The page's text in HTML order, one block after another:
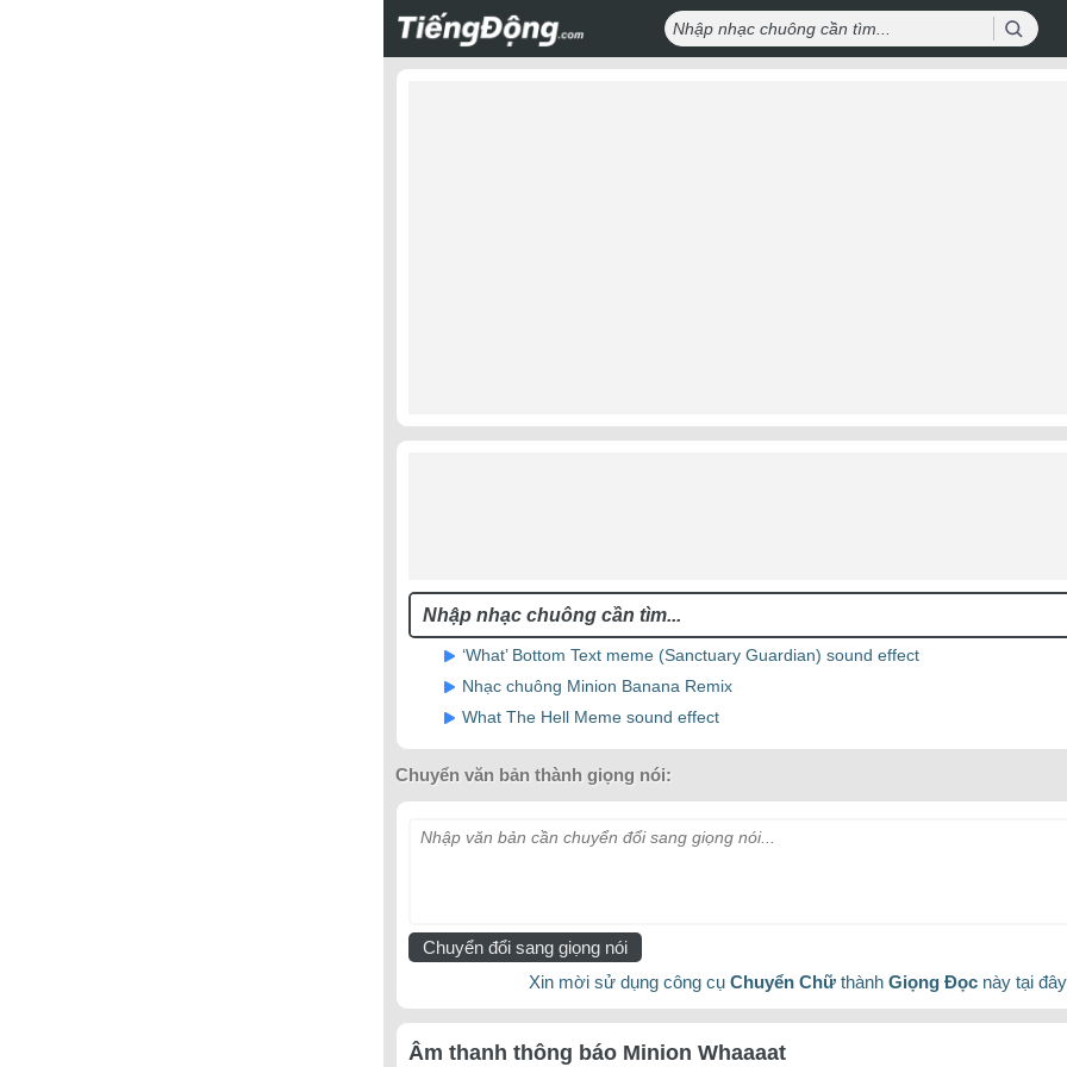
‘What’ Bottom Text meme (Sanctuary Guardian) sound effect
Nhạc chuông Minion Banana Remix
What The Hell Meme sound effect
Chuyển văn bản thành giọng nói:
Nhập văn bản cần chuyển đổi sang giọng nói...
Chuyển đổi sang giọng nói
Xin mời sử dụng công cụ Chuyển Chữ thành Giọng Đọc này tại
Âm thanh thông báo Minion Whaaaat